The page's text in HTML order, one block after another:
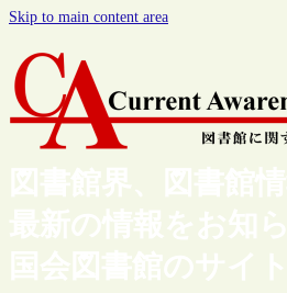
Skip to main content area
図書館界、図書館
最新の情報をお知
国会図書館のサイ